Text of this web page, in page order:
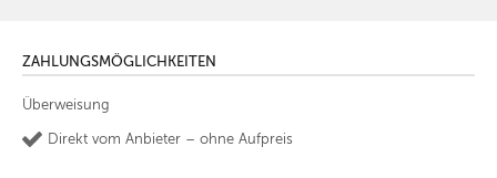
ZAHLUNGSMÖGLICHKEITEN
Überweisung
Direkt vom Anbieter – ohne Aufpreis